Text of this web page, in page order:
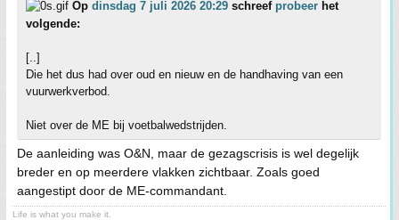
Op dinsdag 7 juli 2026 20:29 schreef probeer het
volgende:
[..]
Die het dus had over oud en nieuw en de handhaving van een
vuurwerkverbod.
Niet over de ME bij voetbalwedstrijden.
De aanleiding was O&N, maar de gezagscrisis is wel degelijk
breder en op meerdere vlakken zichtbaar. Zoals goed
aangestipt door de ME-commandant.
Life is what you make it.